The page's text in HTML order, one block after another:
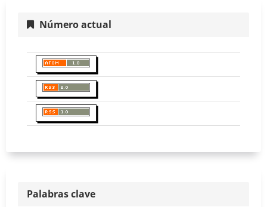
Número actual
Palabras clave